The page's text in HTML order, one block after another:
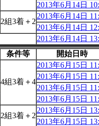
2013年6月14日
2組3着＋2
2013年6月14日
2013年6月14日
2013年6月14日
条件等
開始日時
4組3着＋4
2013年6月15日
2013年6月15日
2013年6月15日
2013年6月15日
2組3着＋2
2013年6月15日
2013年6月15日